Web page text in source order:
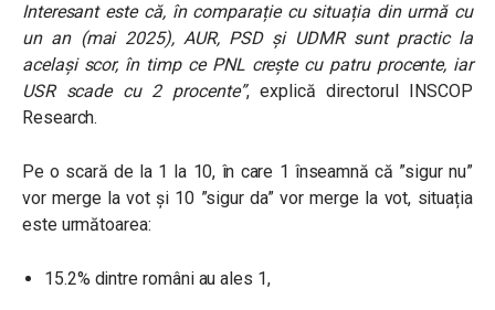
Interesant este că, în comparație cu situația din urmă cu
un an (mai 2025), AUR, PSD și UDMR sunt practic la
același scor, în timp ce PNL crește cu patru procente, iar
USR scade cu 2 procente”, explică directorul INSCOP
Research.
Pe o scară de la 1 la 10, în care 1 înseamnă că ”sigur nu”
vor merge la vot şi 10 ”sigur da” vor merge la vot, situația
este următoarea:
15.2% dintre români au ales 1,